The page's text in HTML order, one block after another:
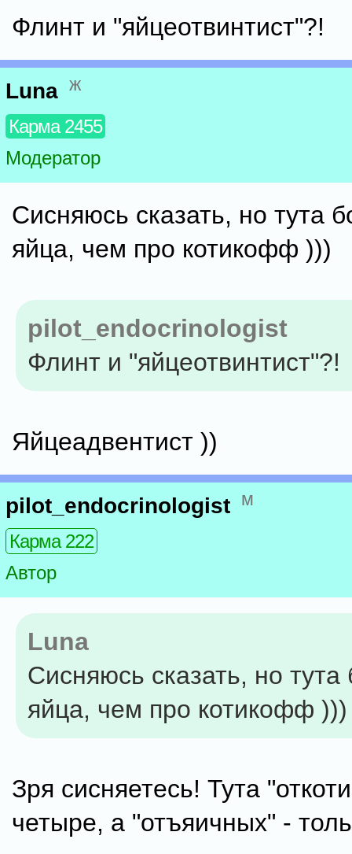
Флинт и "яйцеотвинтист"?!
Luna ж
Карма 2455
Модератор
Сисняюсь сказать, но тута
яйца, чем про котикофф )))
pilot_endocrinologist
Флинт и "яйцеотвинтист"?!
Яйцеадвентист ))
pilot_endocrinologist м
Карма 222
Автор
Luna
Сисняюсь сказать, но
яйца, чем про котикофф )))
Зря сисняетесь! Тута
четыре, а "отъяичных" -